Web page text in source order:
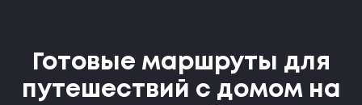
Готовые маршруты для
путешествий с домом на